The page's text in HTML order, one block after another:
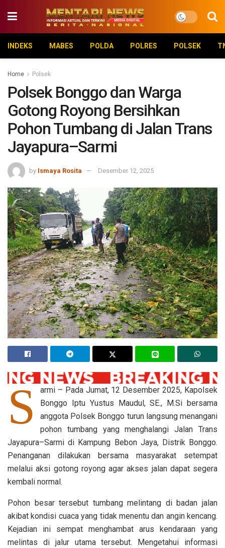
INDEKS MABES POLDA POLRES POLSEK
Home Polsek
Polsek Bonggo dan Warga
Gotong Royong Bersihkan
Pohon Tumbang di Jalan Trans
Jayapura–Sarmi
by Ismaya Rosita Desember 12, 2025
S
armi – Pada Jumat, 12 Desember 2025, Kapolsek
Bonggo Iptu Yustus Maudul, SE., M.Si bersama
anggota Polsek Bonggo turun langsung menangani
pohon tumbang yang menghalangi Jalan Trans
Jayapura–Sarmi di Kampung Bebon Jaya, Distrik Bonggo.
Penanganan dilakukan bersama masyarakat setempat
melalui aksi gotong royong agar akses jalan dapat segera
kembali normal.
Pohon besar tersebut tumbang melintang di badan jalan
akibat kondisi cuaca yang tidak menentu dan angin kencang.
Kejadian ini sempat menghambat arus kendaraan yang
melintas di jalur utama tersebut. Mengetahui informasi